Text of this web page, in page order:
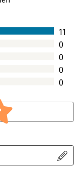
11
0
0
0
0